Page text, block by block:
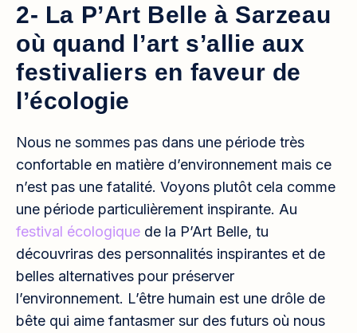
2- La P’Art Belle à Sarzeau
où quand l’art s’allie aux
festivaliers en faveur de
l’écologie
Nous ne sommes pas dans une période très
confortable en matière d’environnement mais ce
n’est pas une fatalité. Voyons plutôt cela comme
une période particulièrement inspirante. Au
festival écologique de la P’Art Belle, tu
découvriras des personnalités inspirantes et de
belles alternatives pour préserver
l’environnement. L’être humain est une drôle de
bête qui aime fantasmer sur des futurs où nous